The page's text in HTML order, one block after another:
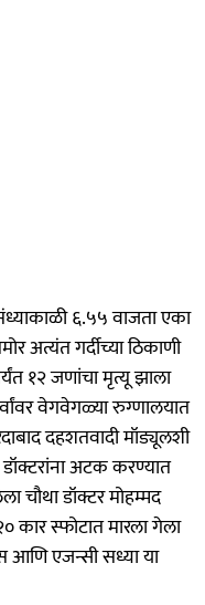
६.५५ वाजता एका
अत्यंत गर्दीच्या ठिकाणी
१२ जणांचा मृत्यू झाला
वेगवेगळ्या रुग्णालयात
दहशतवादी मॉड्यूलशी
अटक करण्यात
चौथा डॉक्टर मोहम्मद
स्फोटात मारला गेला
आणि एजन्सी सध्या या